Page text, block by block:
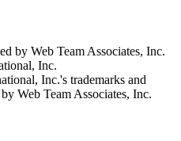
by Web Team Associates, Inc.
Inc.
Inc.'s trademarks and
Web Team Associates, Inc.